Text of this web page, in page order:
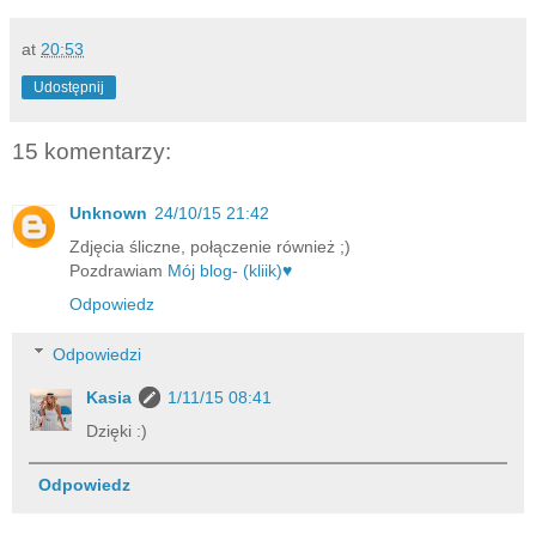
at 20:53
Udostępnij
15 komentarzy:
Unknown 24/10/15 21:42
Zdjęcia śliczne, połączenie również ;)
Pozdrawiam Mój blog- (kliik)♥
Odpowiedz
Odpowiedzi
Kasia
1/11/15 08:41
Dzięki :)
Odpowiedz